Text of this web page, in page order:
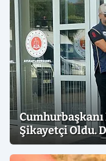
Şikayetçi Oldu.
İfadeler